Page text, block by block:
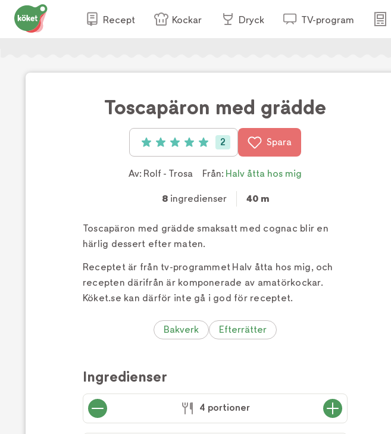
Recept Kockar Dryck TV-program
Toscapäron med grädde
Betyg: 5 av 5 (2 röster)
2 Spara
Av: Rolf - Trosa Från: Halv åtta hos mig
8ingredienser 40 m
Toscapäron med grädde smaksatt med cognac blir en
härlig dessert efter maten.
Receptet är från tv-programmet Halv åtta hos mig, och
recepten därifrån är komponerade av amatörkockar.
Köket.se kan därför inte gå i god för receptet.
Bakverk Efterrätter
Ingredienser
4 portioner